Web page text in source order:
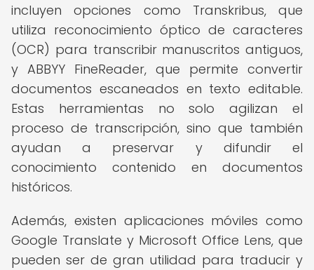
incluyen opciones como Transkribus, que
utiliza reconocimiento óptico de caracteres
(OCR) para transcribir manuscritos antiguos,
y ABBYY FineReader, que permite convertir
documentos escaneados en texto editable.
Estas herramientas no solo agilizan el
proceso de transcripción, sino que también
ayudan a preservar y difundir el
conocimiento contenido en documentos
históricos.
Además, existen aplicaciones móviles como
Google Translate y Microsoft Office Lens, que
pueden ser de gran utilidad para traducir y